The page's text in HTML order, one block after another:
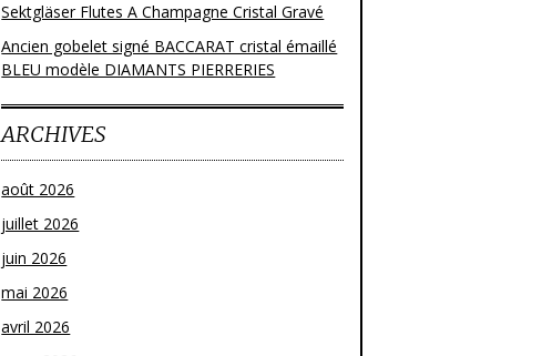
Sektgläser Flutes A Champagne Cristal Gravé
Ancien gobelet signé BACCARAT cristal émaillé
BLEU modèle DIAMANTS PIERRERIES
ARCHIVES
août 2026
juillet 2026
juin 2026
mai 2026
avril 2026